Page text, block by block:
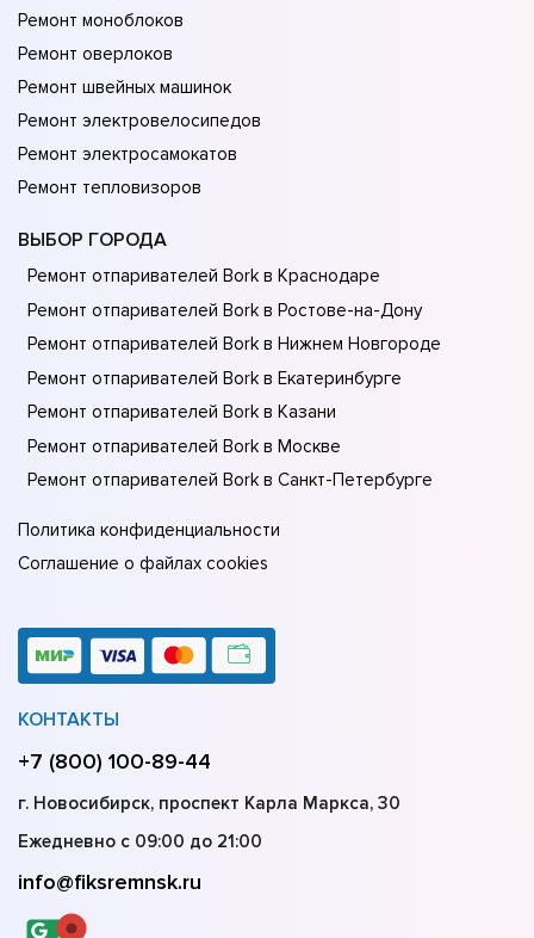
Ремонт моноблоков
Ремонт оверлоков
Ремонт швейных машинок
Ремонт электровелосипедов
Ремонт электросамокатов
Ремонт тепловизоров
ВЫБОР ГОРОДА
Ремонт отпаривателей Bork в Краснодаре
Ремонт отпаривателей Bork в Ростове-на-Донy
Ремонт отпаривателей Bork в Нижнем Новгороде
Ремонт отпаривателей Bork в Екатеринбурге
Ремонт отпаривателей Bork в Казани
Ремонт отпаривателей Bork в Москве
Ремонт отпаривателей Bork в Санкт-Петербурге
Политика конфиденциальности
Соглашение о файлах cookies
КОНТАКТЫ
+7 (800) 100-89-44
г. Новосибирск, проспект Карла Маркса, 30
Ежедневно с 09:00 до 21:00
info@fiksremnsk.ru